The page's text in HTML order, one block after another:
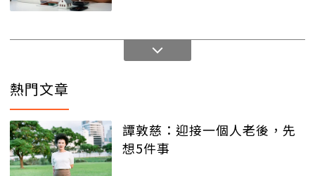
熱門文章
譚敦慈：迎接一個人老後，先
想5件事